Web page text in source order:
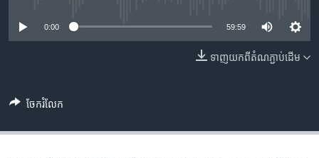
រចនា
ចូល​
កម្មវិធីទាំងអស់
បណ្តាញ​សង្គម
0:00 59:59
ទាញ​យក​ពី​តំណភ្ជាប់​ដើម
ចែករំលែក